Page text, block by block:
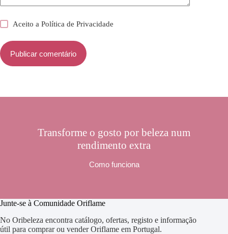
Aceito aPolítica de Privacidade
Publicar comentário
Transforme o gosto por beleza num
rendimento extra
Como funciona
Junte-se à Comunidade Oriflame
No Oribeleza encontra catálogo, ofertas, registo e informação
útil para comprar ou vender Oriflame em Portugal.